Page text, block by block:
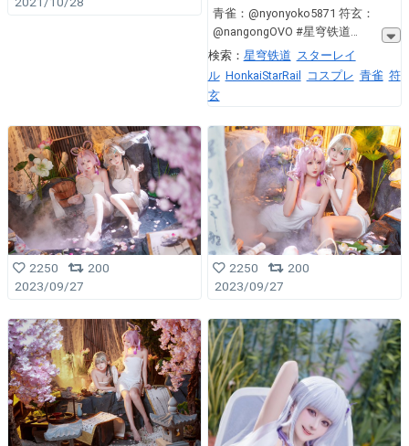
青雀：@nyonyoko5871 符玄：
@nangongOVO #星穹铁道
検索： 星穹铁道 スターレイ
ル HonkaiStarRail コスプレ 青雀 符
玄
2250
200
2023/09/27
2250
200
2023/09/27